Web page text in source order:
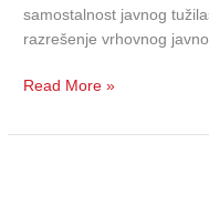
samostalnost javnog
razrešenje vrhovnog
Read More »